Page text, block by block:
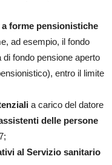
forme pensionistiche
ad esempio, il fondo
fondo pensione aperto
entro il limite
a carico del datore
delle persone
al Servizio sanitario